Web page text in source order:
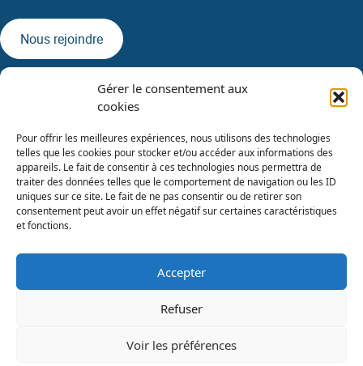
Gérer le consentement aux
cookies
Pour offrir les meilleures expériences, nous utilisons des technologies
telles que les cookies pour stocker et/ou accéder aux informations des
appareils. Le fait de consentir à ces technologies nous permettra de
traiter des données telles que le comportement de navigation ou les ID
uniques sur ce site. Le fait de ne pas consentir ou de retirer son
consentement peut avoir un effet négatif sur certaines caractéristiques
et fonctions.
Accepter
Refuser
Voir les préférences
Nous rejoindre
Catalogues de formations
Cookies– Mentions légales